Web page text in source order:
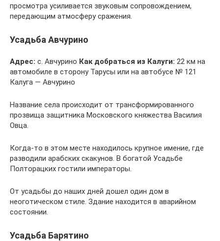
просмотра усиливается звуковым сопровождением,
передающим атмосферу сражения.
Усадьба Авчурино
Адрес: с. Авчурино Как добраться из Калуги: 22 км на
автомобиле в сторону Тарусы или на автобусе № 121
Калуга — Авчурино
Название села происходит от трансформированного
прозвища защитника Московского княжества Василия
Овца.
Когда-то в этом месте находилось крупное имение, где
разводили арабских скакунов. В богатой Усадьбе
Полторацких гостили императоры.
От усадьбы до наших дней дошел один дом в
неоготическом стиле. Здание находится в аварийном
состоянии.
Усадьба Барятино